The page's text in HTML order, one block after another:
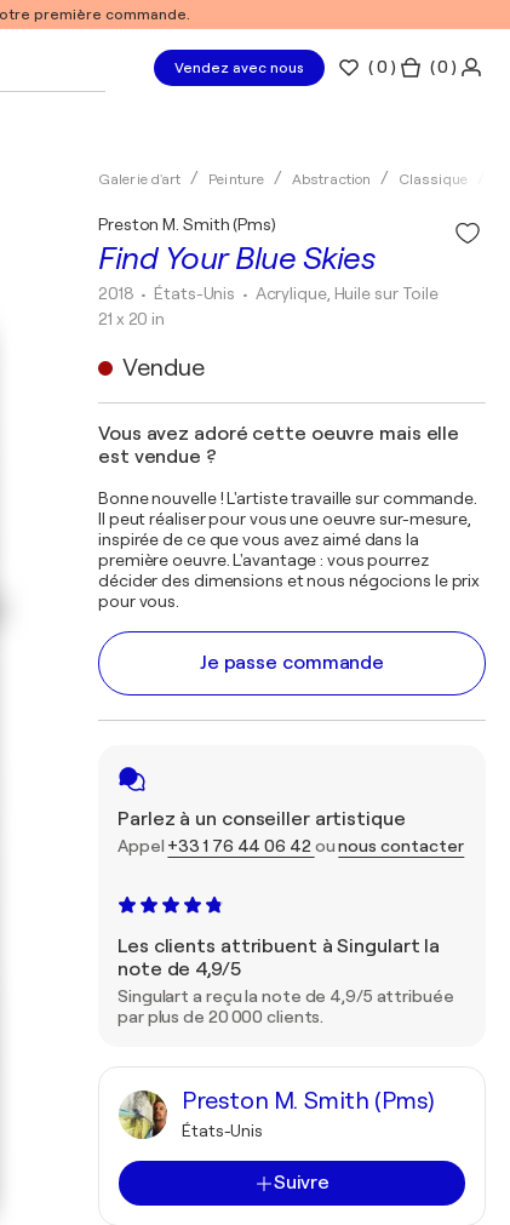
première commande.
Vendez avec nous (0 ) ( 0 )
Galerie d'art Peinture Abstraction Classique
Find Your Blue Skies
Preston M. Smith (Pms)
2018 • États-Unis • Acrylique, Huile sur Toile
21 x 20 in
Vendue
Vous avez adoré cette oeuvre mais elle
est vendue ?
Bonne nouvelle ! L'artiste travaille sur commande.
Il peut réaliser pour vous une oeuvre sur-mesure,
inspirée de ce que vous avez aimé dans la
première oeuvre. L'avantage : vous pourrez
décider des dimensions et nous négocions le prix
pour vous.
Je passe commande
Parlez à un conseiller artistique
Appel +33 1 76 44 06 42 ounous contacter
Les clients attribuent à Singulart la
note de 4,9/5
Singulart a reçu la note de 4,9/5 attribuée
par plus de 20 000 clients.
Preston M. Smith (Pms)
États-Unis
Suivre